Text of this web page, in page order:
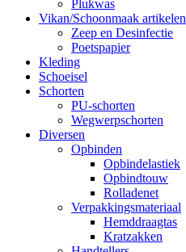
Plukwas
Vikan/Schoonmaak artikelen
Zeep en Desinfectie
Poetspapier
Kleding
Schoeisel
Schorten
PU-schorten
Wegwerpschorten
Diversen
Opbinden
Opbindelastiek
Opbindtouw
Rolladenet
Verpakkingsmateriaal
Hemddraagtas
Kratzakken